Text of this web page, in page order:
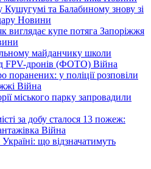
та Балабиному знову зі
Новини
виглядає купе потяга Запоріжжя
майданчику школи
FPV-дронів (ФОТО) Війна
поранених: у поліції розповіли
Війна
міського парку запровадили
за добу сталося 13 пожеж:
Війна
що відзначатимуть